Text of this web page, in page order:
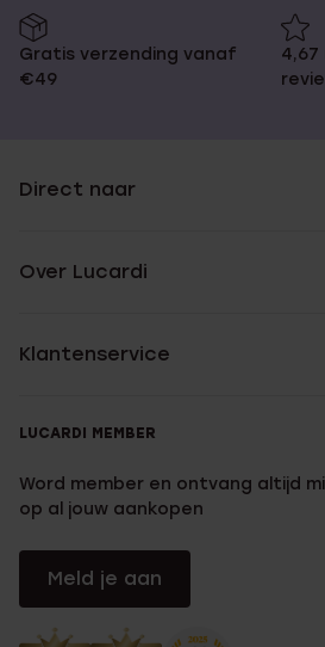
Gratis verzending vanaf
€49
4,67
Direct naar
Over Lucardi
Klantenservice
LUCARDI MEMBER
Word member en ontvang altijd
op al jouw aankopen
Meld je aan